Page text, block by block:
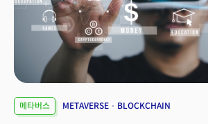
함께 하며 상당한 시간을 보낼 수 있는 3D 공유 소셜
메타버스를 설명하기 위해 “몰입감"을 강조했다. “우
휴대폰, 2D 스크린보다 VR를 통해서 보는 스크린에
앞으로 AR과 같은 다른 방법들을 도입하면 훨씬 더
경험할 수 있을 것”이라고 설명했다.루빈 부사장은
수 있는 것은 아니라고 말했다. 그는 “메타버스를 만들
사람들이 플랫폼에 와서 흥미를 유발하는 경험을 직
언급했다. “아마 많은 사람들은 자신의 미래를 메타버
메타버스 METAVERSE BLOCKCHAIN